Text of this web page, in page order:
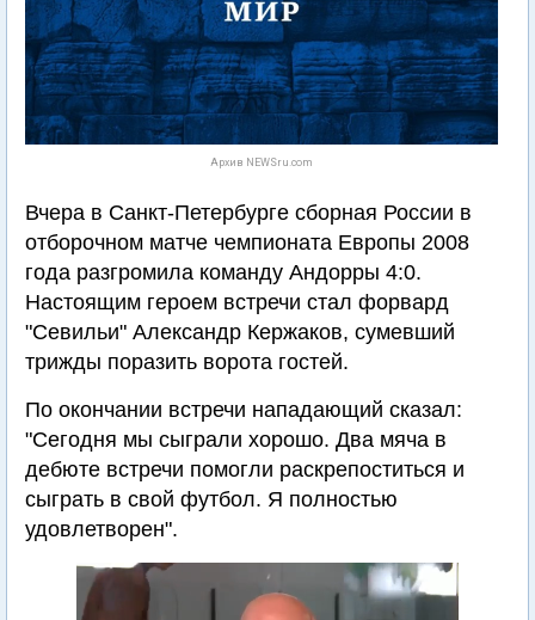
Архив NEWSru.com
Вчера в Санкт-Петербурге сборная России в
отборочном матче чемпионата Европы 2008
года разгромила команду Андорры 4:0.
Настоящим героем встречи стал форвард
"Севильи" Александр Кержаков, сумевший
трижды поразить ворота гостей.
По окончании встречи нападающий сказал:
"Сегодня мы сыграли хорошо. Два мяча в
дебюте встречи помогли раскрепоститься и
сыграть в свой футбол. Я полностью
удовлетворен".